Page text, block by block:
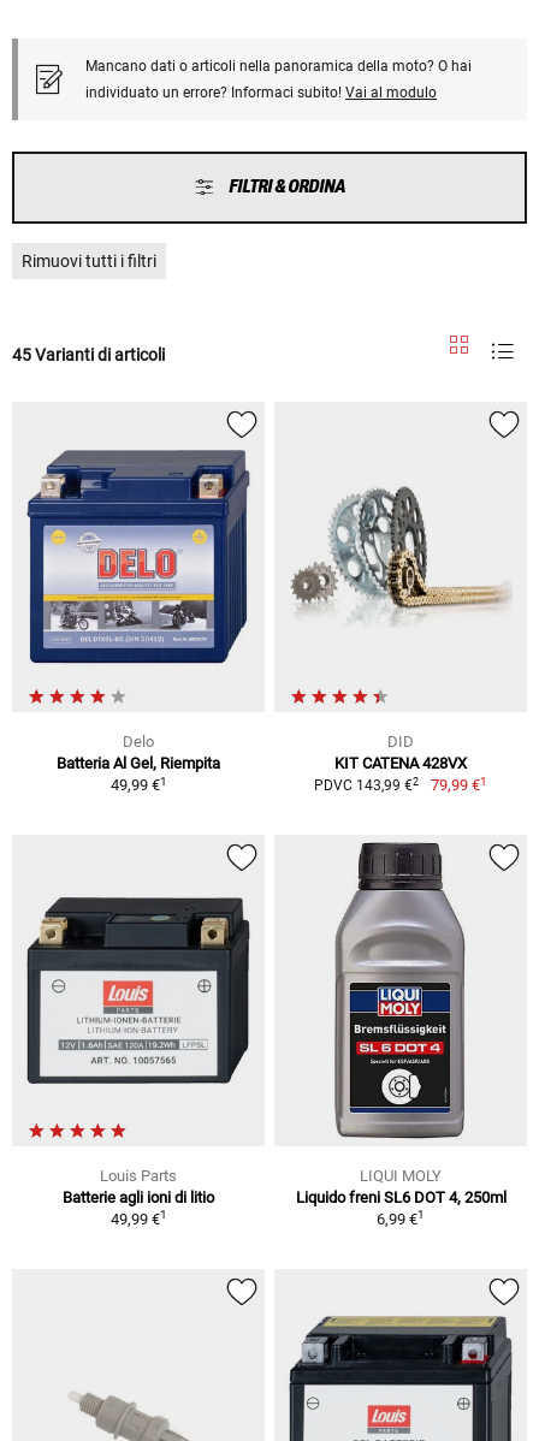
Mancano dati o articoli nella panoramica della moto? O hai
individuato un errore? Informaci subito! Vai al modulo
FILTRI & ORDINA
Rimuovi tutti i filtri
45 Varianti di articoli
Delo
Batteria Al Gel, Riempita
49,99 €1
DID
KIT CATENA 428VX
PDVC 143,99 €2 79,99 €1
Louis Parts
Batterie agli ioni di litio
49,99 €1
LIQUI MOLY
Liquido freni SL6 DOT 4, 250ml
6,99 €1